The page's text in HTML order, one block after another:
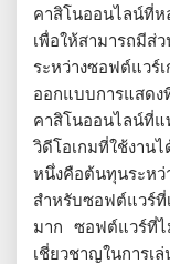
คาสิโนออนไลน์ที่
เพื่อให้สามารถมี
ระหว่างซอฟต์แว
ออกแบบการแสดง
คาสิโนออนไลน์ที่
วิดีโอเกมที่ใช้งา
หนึ่งคือต้นทุนระ
สำหรับซอฟต์แวร์ที่
มาก ซอฟต์แวร์ที่ไ
เชี่ยวชาญในการเ